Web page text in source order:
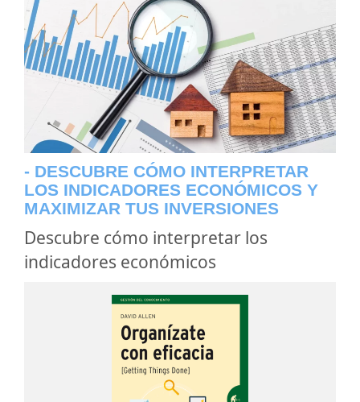
- DESCUBRE CÓMO INTERPRETAR
LOS INDICADORES ECONÓMICOS Y
MAXIMIZAR TUS INVERSIONES
Descubre cómo interpretar los
indicadores económicos